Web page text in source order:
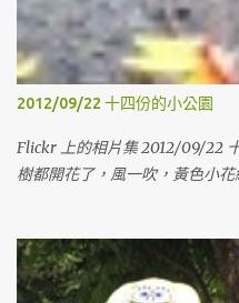
著動手作一些東西。下午的場
了。 這次還是沒進旁邊的東和
Flickr Album Maker
2012/09/22 十四份的小公園
Flickr 上的相片集 2012/09/22
樹都開花了，風一吹，黃色小